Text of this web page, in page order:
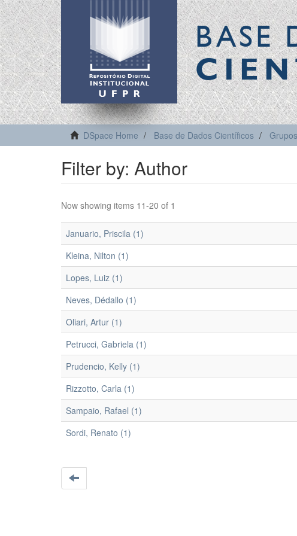
BASE
DSpace Home Base de Dados Científicos
Filter by: Author
Now showing items 11-20 of 1
Januario, Priscila (1)
Kleina, Nilton (1)
Lopes, Luiz (1)
Neves, Dédallo (1)
Oliari, Artur (1)
Petrucci, Gabriela (1)
Prudencio, Kelly (1)
Rizzotto, Carla (1)
Sampaio, Rafael (1)
Sordi, Renato (1)